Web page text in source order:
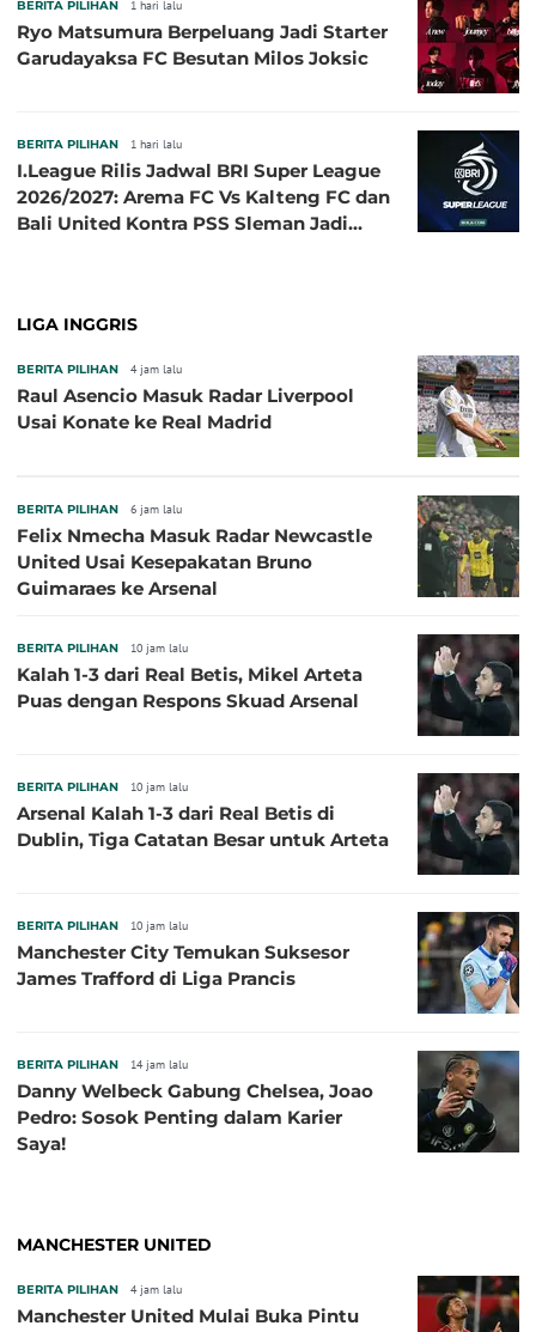
BERITA PILIHAN 1 hari lalu
Ryo Matsumura Berpeluang Jadi Starter
Garudayaksa FC Besutan Milos Joksic
BERITA PILIHAN 1 hari lalu
I.League Rilis Jadwal BRI Super League
2026/2027: Arema FC Vs Kalteng FC dan
Bali United Kontra PSS Sleman Jadi
LIGA INGGRIS
BERITA PILIHAN 4 jam lalu
Raul Asencio Masuk Radar Liverpool
Usai Konate ke Real Madrid
BERITA PILIHAN 6 jam lalu
Felix Nmecha Masuk Radar Newcastle
United Usai Kesepakatan Bruno
Guimaraes ke Arsenal
BERITA PILIHAN 10 jam lalu
Kalah 1-3 dari Real Betis, Mikel Arteta
Puas dengan Respons Skuad Arsenal
BERITA PILIHAN 10 jam lalu
Arsenal Kalah 1-3 dari Real Betis di
Dublin, Tiga Catatan Besar untuk Arteta
BERITA PILIHAN 10 jam lalu
Manchester City Temukan Suksesor
James Trafford di Liga Prancis
BERITA PILIHAN 14 jam lalu
Danny Welbeck Gabung Chelsea, Joao
Pedro: Sosok Penting dalam Karier
Saya!
MANCHESTER UNITED
BERITA PILIHAN 4 jam lalu
Manchester United Mulai Buka Pintu